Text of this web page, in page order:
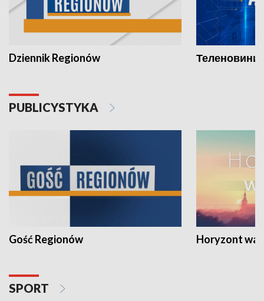
Dziennik Regionów Теленовини
PUBLICYSTYKA
Gość Regionów Horyzont
SPORT